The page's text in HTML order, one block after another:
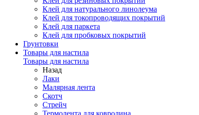
Клей для натурального линолеума
Клей для токопроводящих покрытий
Клей для паркета
Клей для пробковых покрытий
Грунтовки
Товары для настила
Товары для настила
Назад
Лаки
Малярная лента
Скотч
Стрейч
Термолента для ковролина